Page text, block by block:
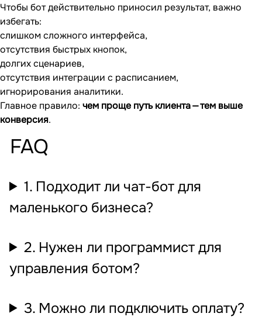
Чтобы бот действительно приносил результат, важно
избегать:
слишком сложного интерфейса,
отсутствия быстрых кнопок,
долгих сценариев,
отсутствия интеграции с расписанием,
игнорирования аналитики.
Главное правило: чем проще путь клиента — тем выше
конверсия.
FAQ
1. Подходит ли чат-бот для
маленького бизнеса?
2. Нужен ли программист для
управления ботом?
3. Можно ли подключить оплату?